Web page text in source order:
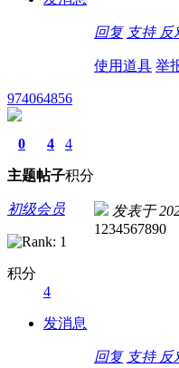
回复 支持 反
使用道具 举
974064856
0
主题
4
帖子
4
积分
初级会员
积分
4
发消息
发表于
1234567890
回复 支持 反